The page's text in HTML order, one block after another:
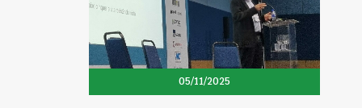
05/11/2025